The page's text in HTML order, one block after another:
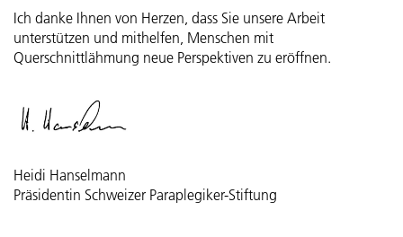
Ich danke Ihnen von Herzen, dass Sie unsere Arbeit
unterstützen und mithelfen, Menschen mit
Querschnittlähmung neue Perspektiven zu eröffnen.
Heidi Hanselmann
Präsidentin Schweizer Paraplegiker-Stiftung